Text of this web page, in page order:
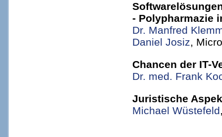
- Polypharmazie
Dr. Manfred
Daniel Josiz,
Chancen der IT-
Dr. med. Frank
Juristische
Michael Wüstefeld